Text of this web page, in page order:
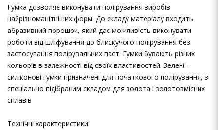
Гумка дозволяє виконувати полірування виробів
найрізноманітніших форм. До складу матеріалу входить
абразивний порошок, який дає можливість виконувати
роботи від шліфування до блискучого полірування без
застосування полірувальних паст. Гумки бувають різних
кольорів в залежності від своїх властивостей. Зелені -
силіконові гумки призначені для початкового полірування, зі
спеціально підібраним складом для золота і золотовмісних
сплавів
Технічні характеристики: